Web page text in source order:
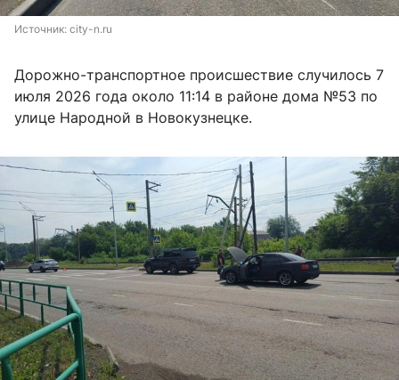
Источник: city-n.ru
Дорожно-транспортное происшествие случилось 7
июля 2026 года около 11:14 в районе дома №53 по
улице Народной в Новокузнецке.